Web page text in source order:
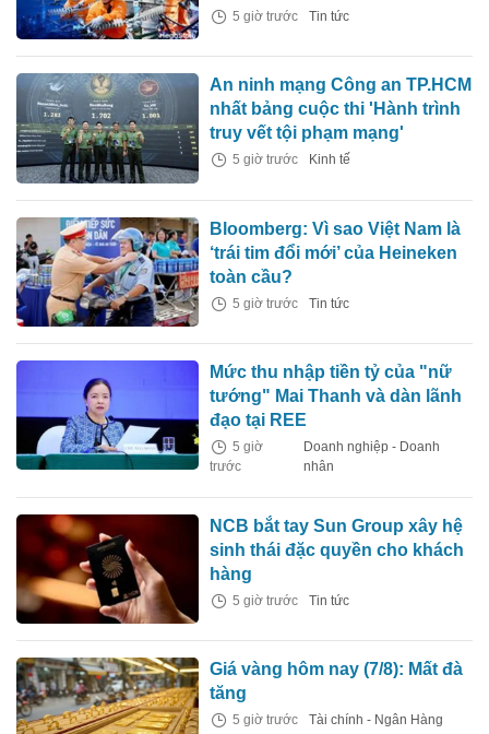
5 giờ trước Tin tức
An ninh mạng Công an TP.HCM
nhất bảng cuộc thi 'Hành trình
truy vết tội phạm mạng'
5 giờ trước Kinh tế
Bloomberg: Vì sao Việt Nam là
‘trái tim đổi mới’ của Heineken
toàn cầu?
5 giờ trước Tin tức
Mức thu nhập tiền tỷ của "nữ
tướng" Mai Thanh và dàn lãnh
đạo tại REE
5 giờ
trước
Doanh nghiệp - Doanh
nhân
NCB bắt tay Sun Group xây hệ
sinh thái đặc quyền cho khách
hàng
5 giờ trước Tin tức
Giá vàng hôm nay (7/8): Mất đà
tăng
5 giờ trước Tài chính - Ngân Hàng